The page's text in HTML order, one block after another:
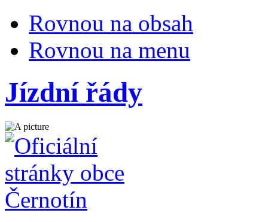
Rovnou na obsah
Rovnou na menu
Jízdní řády